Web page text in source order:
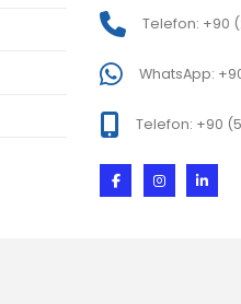
Telefon: +90
WhatsApp:
Telefon: +90